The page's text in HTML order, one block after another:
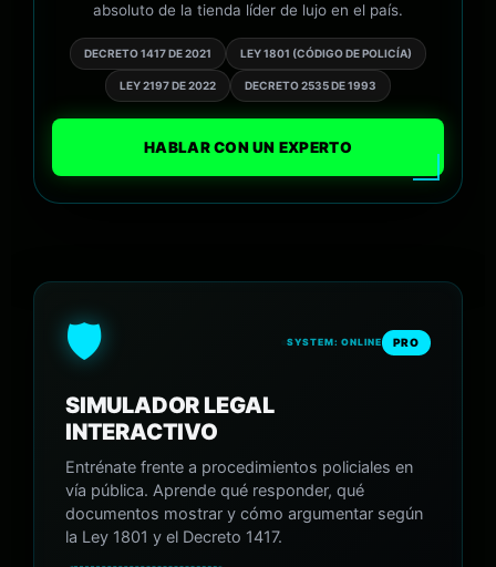
absoluto de la tienda líder de lujo en el país.
DECRETO 1417 DE 2021 LEY 1801 (CÓDIGO DE POLICÍA)
LEY 2197 DE 2022 DECRETO 2535 DE 1993
HABLAR CON UN EXPERTO
🛡️ SYSTEM: ONLINE PRO
SIMULADOR LEGAL
INTERACTIVO
Entrénate frente a procedimientos policiales en
vía pública. Aprende qué responder, qué
documentos mostrar y cómo argumentar según
la Ley 1801 y el Decreto 1417.